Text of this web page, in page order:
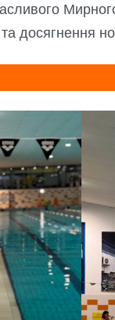
Мирного
досягнення